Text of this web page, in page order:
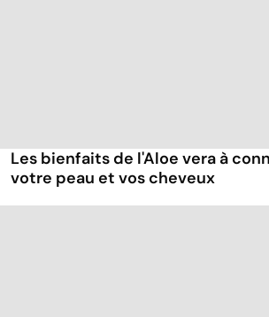
Les bienfaits de l'Aloe vera à
votre peau et vos cheveux